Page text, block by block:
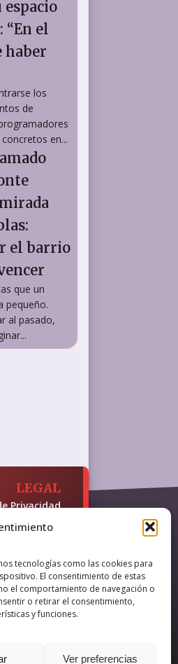
tecnologías como las cookies para
El consentimiento de estas
el comportamiento de navegación o
o retirar el consentimiento,
y funciones.
Ver preferencias
espacio
“En el
haber
los
de
en...
el barrio
que un
pequeño.
al pasado,
LEGAL
Privacidad
de Cookies